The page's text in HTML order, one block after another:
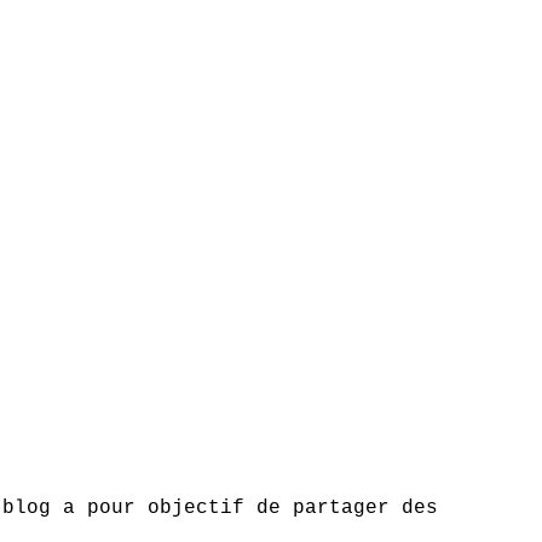
a pour objectif de partager des